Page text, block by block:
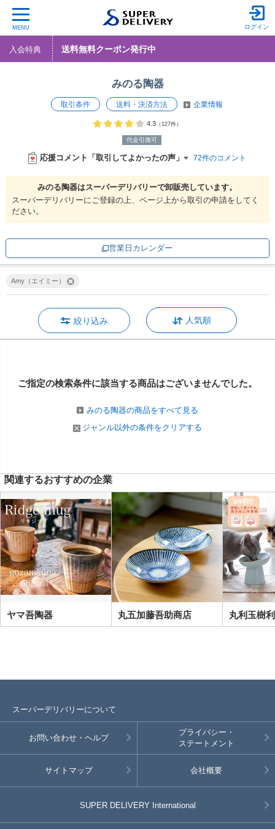
MENU ログイン
入会特典 送料無料クーポン発行中
みのる陶器
取引条件 送料・決済方法 企業情報
代金引換可
4.3（127件）
応援コメント「取引してよかったの声」 72件のコメント
みのる陶器はスーパーデリバリーで卸販売しています。
スーパーデリバリーにご登録の上、ページ上から取引の申請をしてく
ださい。
営業日カレンダー
Amy（エイミー）
絞り込み 人気順
ご指定の検索条件に該当する商品はございませんでした。
みのる陶器の商品をすべて見る
ジャンル以外の条件をクリアする
関連するおすすめの企業
ヤマ吾陶器 丸五加藤吾助商店 丸利玉樹
スーパーデリバリーについて
お問い合わせ・ヘルプ
プライバシー・
ステートメント
サイトマップ 会社概要
SUPER DELIVERY International